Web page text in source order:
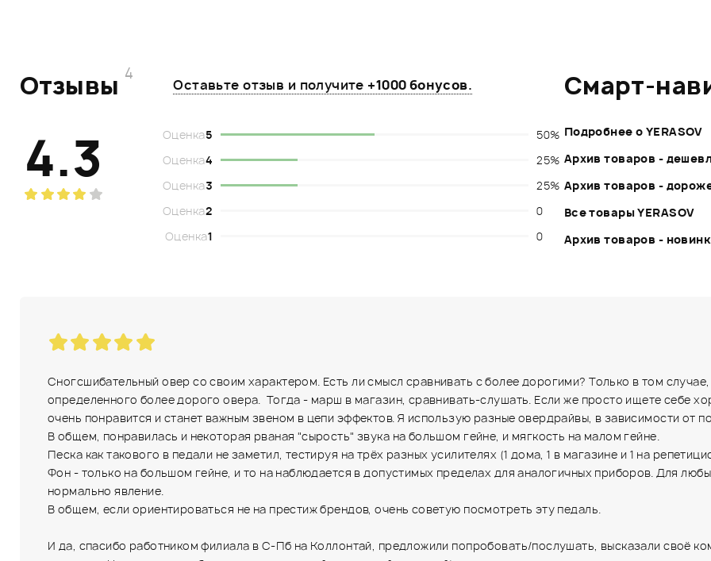
Отзывы 4
Оставьте отзыв и получите +1000 бонусов.
4.3 Оценка5
50%
Оценка4
25%
Оценка3
25%
Оценка2
0
Оценка1 0
Смарт-
Подробнее о YERASOV
Архив товаров -
Архив товаров -
Все товары YERASOV
Архив товаров -
Сногсшибательный овер со своим характером. Есть ли смысл сравнивать с более дорогими? Только в том
определенного более дорого овера. Тогда - марш в магазин, сравнивать-слушать. Если же просто ищете себе
очень понравится и станет важным звеном в цепи эффектов. Я использую разные овердрайвы, в зависимости от
В общем, понравилась и некоторая рваная "сырость" звука на большом гейне, и мягкость на малом гейне.
Песка как такового в педали не заметил, тестируя на трёх разных усилителях (1 дома, 1 в магазине и 1 на
Фон - только на большом гейне, и то на наблюдается в допустимых пределах для аналогичных приборов. Для
нормально явление.
В общем, если ориентироваться не на престиж брендов, очень советую посмотреть эту педаль.
И да, спасибо работником филиала в С-Пб на Коллонтай, предложили попробовать/послушать, высказали своё